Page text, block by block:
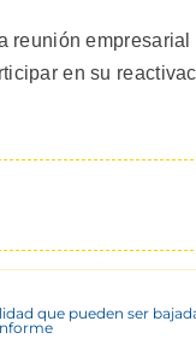
reunión
en su
que pueden ser